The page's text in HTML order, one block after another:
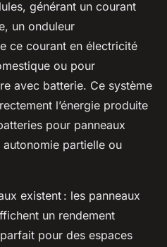
générant un courant
un onduleur
ce courant en électricité
ou pour
avec batterie. Ce système
l’énergie produite
pour panneaux
partielle ou
existent : les panneaux
un rendement
pour des espaces